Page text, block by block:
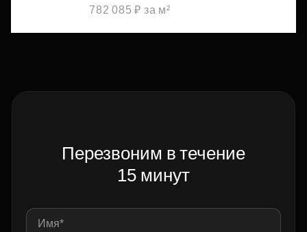
782 085 ₽ за м²
Перезвоним в течение
15 минут